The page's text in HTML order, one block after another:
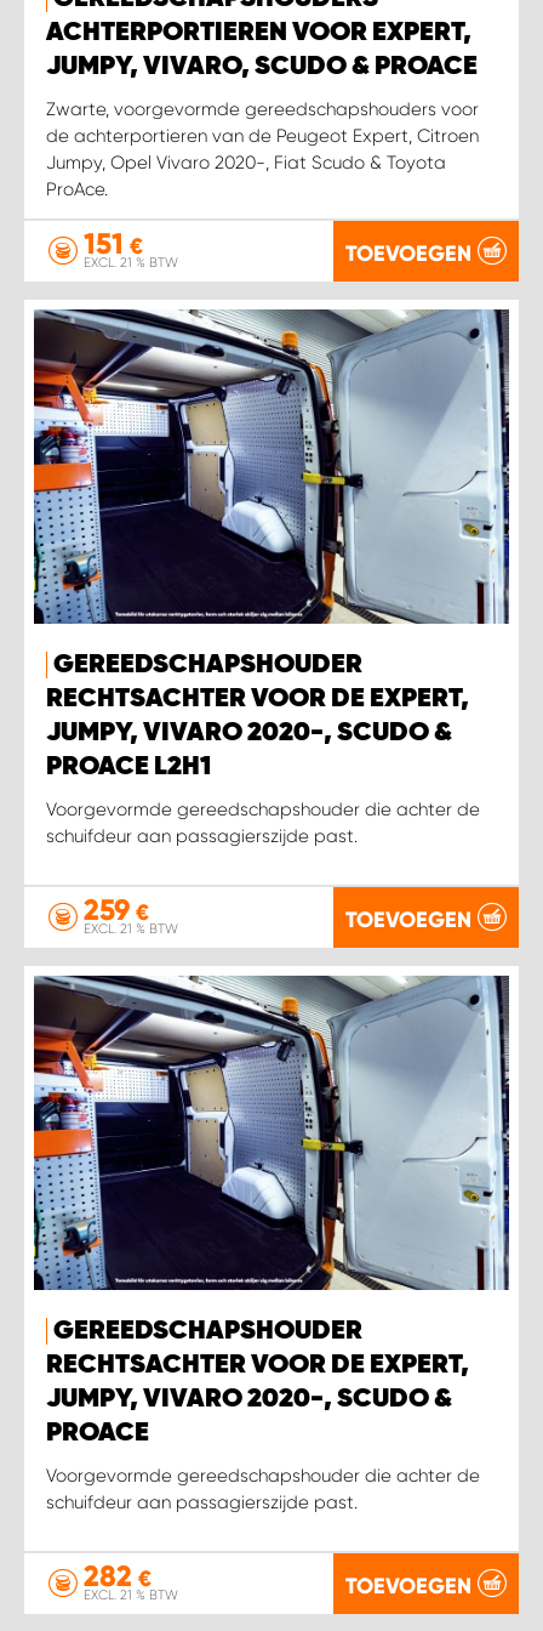
ACHTERPORTIEREN VOOR EXPERT,
JUMPY, VIVARO, SCUDO & PROACE
Zwarte, voorgevormde gereedschapshouders voor
de achterportieren van de Peugeot Expert, Citroen
Jumpy, Opel Vivaro 2020-, Fiat Scudo & Toyota
ProAce.
151 €
EXCL. 21 % BTW TOEVOEGEN
GEREEDSCHAPSHOUDER
RECHTSACHTER VOOR DE EXPERT,
JUMPY, VIVARO 2020-, SCUDO &
PROACE L2H1
Voorgevormde gereedschapshouder die achter de
schuifdeur aan passagierszijde past.
259 €
EXCL. 21 % BTW TOEVOEGEN
GEREEDSCHAPSHOUDER
RECHTSACHTER VOOR DE EXPERT,
JUMPY, VIVARO 2020-, SCUDO &
PROACE
Voorgevormde gereedschapshouder die achter de
schuifdeur aan passagierszijde past.
282 €
EXCL. 21 % BTW TOEVOEGEN
WORK SYSTEM KOOTWIJKERBROEK
WORK SYSTEM LOPIK AUTOSERVICE BENSCHOP
WORK SYSTEM LOPIK GARAGE STUIVENBERG
WORK SYSTEM NIEUWEGEIN
WORK SYSTEM NIEUWERKERK AAN DEN IJSSEL
WORK SYSTEM OOSTERHOUT
WORK SYSTEM REEUWIJK
WORK SYSTEM RIDDERKERK
WORK SYSTEM SIMPELVELD
WORK SYSTEM UITHOORN
WORK SYSTEM WILLEMSTAD
WORK SYSTEM ZIERIKZEE